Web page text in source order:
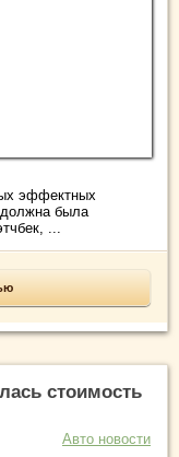
эффектных
была
...
стоимость
Авто новости